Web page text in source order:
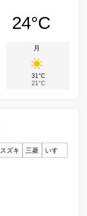
24°C
月
31°C
21°C
スズキ 三菱
いすゞ